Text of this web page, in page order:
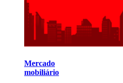
Mercado
mobiliário